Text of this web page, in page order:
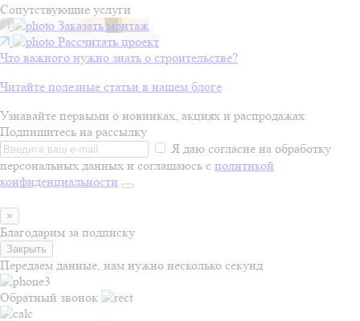
Сопутствующие услуги
Заказать монтаж
Рассчитать проект
Что важного нужно знать о строительстве?
Читайте полезные статьи в нашем блоге
Узнавайте первыми о новинках, акциях и распродажах
Подпишитесь на рассылку
Я даю согласие на обработку
персональных данных и соглашаюсь с политикой
конфиденциальности
×
Благодарим за подписку
Закрыть
Передаем данные, нам нужно несколько секунд
Обратный звонок